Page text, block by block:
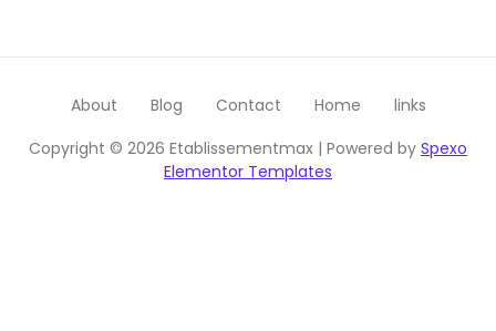
Copyright © 2026 Etablissementmax | Powered by Spexo
Elementor Templates
About Blog Contact Home links